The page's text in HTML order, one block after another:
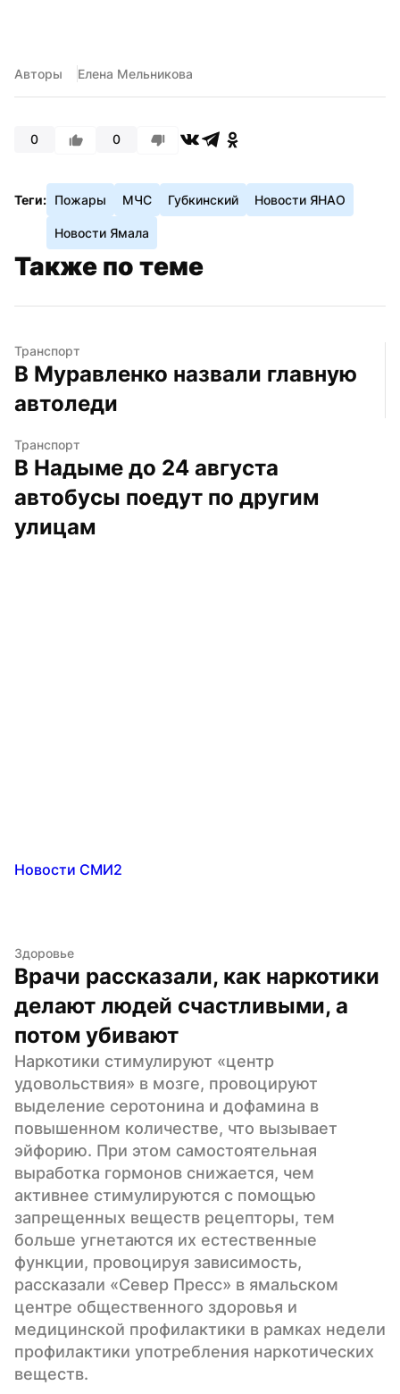
Авторы Елена Мельникова
0 0
Теги: Пожары МЧС Губкинский Новости ЯНАО
Новости Ямала
Также по теме
Транспорт
В Муравленко назвали главную
автоледи
Транспорт
В Надыме до 24 августа
автобусы поедут по другим
улицам
Новости СМИ2
Здоровье
Врачи рассказали, как наркотики
делают людей счастливыми, а
потом убивают
Наркотики стимулируют «центр
удовольствия» в мозге, провоцируют
выделение серотонина и дофамина в
повышенном количестве, что вызывает
эйфорию. При этом самостоятельная
выработка гормонов снижается, чем
активнее стимулируются с помощью
запрещенных веществ рецепторы, тем
больше угнетаются их естественные
функции, провоцируя зависимость,
рассказали «Север Пресс» в ямальском
центре общественного здоровья и
медицинской профилактики в рамках недели
профилактики употребления наркотических
веществ.